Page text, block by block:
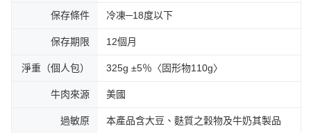
保存條件 冷凍─18度以下
保存期限 12個月
淨重（個人包） 325g ±5％〈固形物110g〉
牛肉來源 美國
過敏原 本產品含大豆、麩質之穀物及牛奶其製品